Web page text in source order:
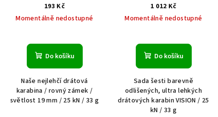
193 Kč
Momentálně nedostupné
Do košíku
Naše nejlehčí drátová
karabina / rovný zámek /
světlost 19 mm / 25 kN / 33 g
1 012 Kč
Momentálně nedostupné
Do košíku
Sada šesti barevně
odlišených, ultra lehkých
drátových karabin VISION / 25
kN / 33 g